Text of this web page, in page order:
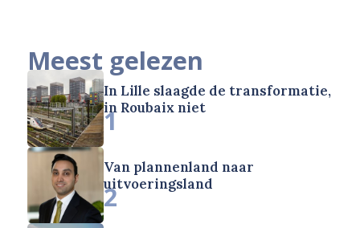
Meest gelezen
In Lille slaagde de transformatie,
in Roubaix niet
1
Van plannenland naar
uitvoeringsland
2